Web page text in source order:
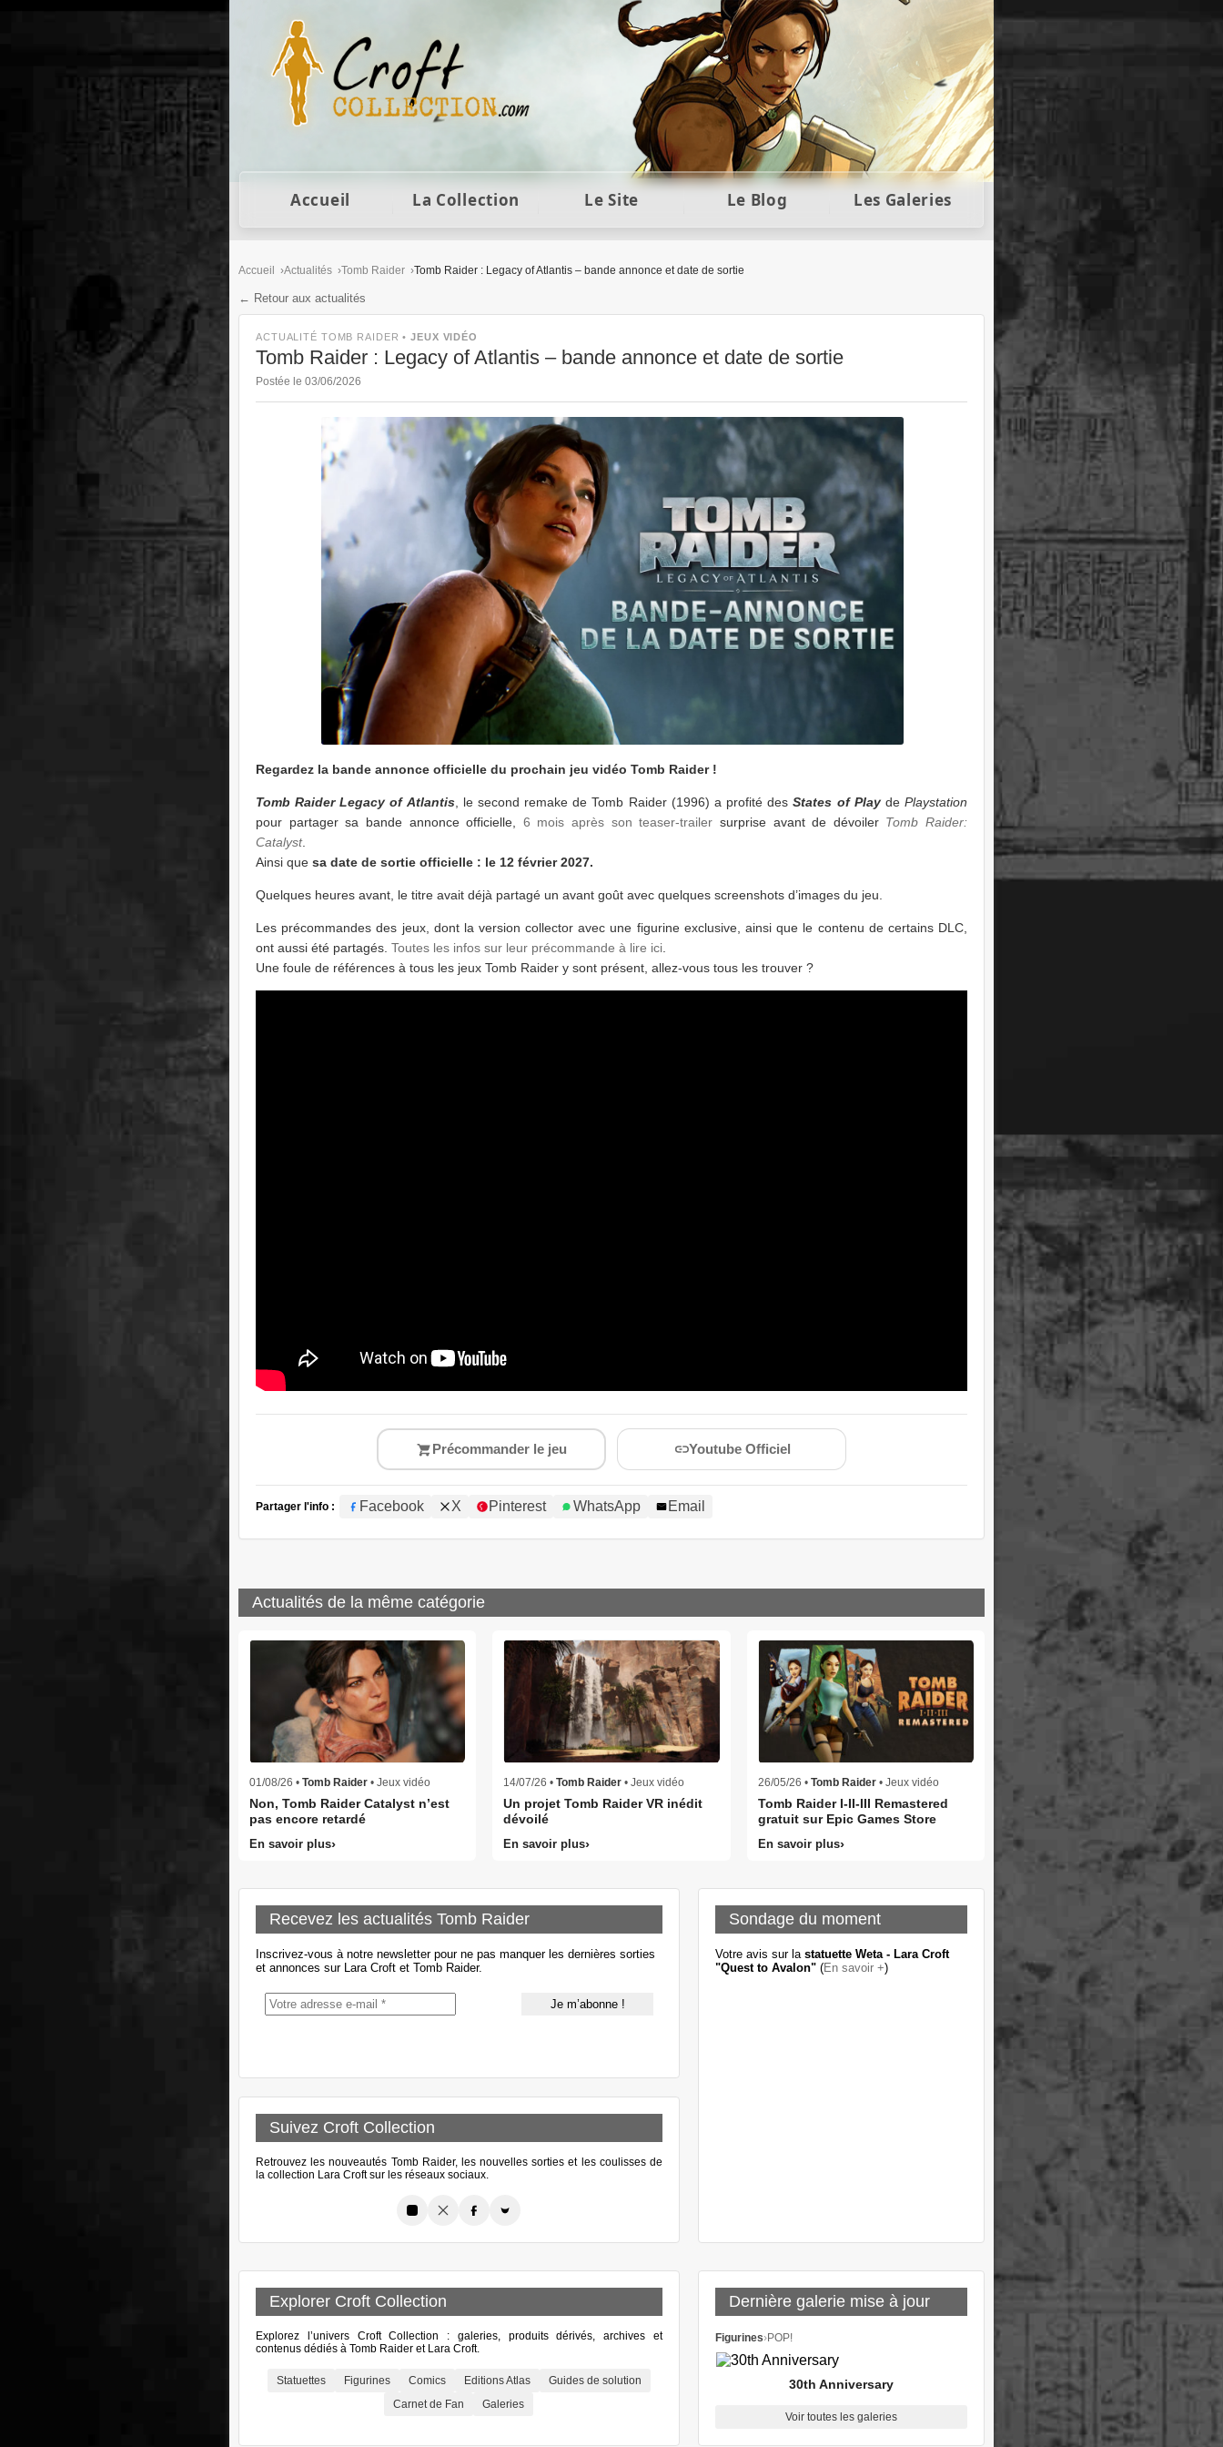
Figurines Lara Croft et collection Tomb Raider : statues, objets et collectors
Accueil La Collection Le Site Le Blog Les Galeries
Accueil Actualités Tomb Raider Tomb Raider : Legacy of Atlantis – bande annonce et date de sortie
← Retour aux actualités
ACTUALITÉ TOMB RAIDER •JEUX VIDÉO
Tomb Raider : Legacy of Atlantis – bande annonce et date de sortie
Postée le 03/06/2026
Regardez la bande annonce officielle du prochain jeu vidéo Tomb Raider !
Tomb Raider Legacy of Atlantis, le second remake de Tomb Raider (1996) a profité desStates of PlaydePlaystation
pour partager sa bande annonce officielle, 6 mois après son teaser-trailer surprise avant de dévoiler Tomb Raider:
Catalyst.
Ainsi que sa date de sortie officielle : le 12 février 2027.
Quelques heures avant, le titre avait déjà partagé un avant goût avec quelques screenshots d’images du jeu.
Les précommandes des jeux, dont la version collector avec une figurine exclusive, ainsi que le contenu de certains DLC,
ont aussi été partagés. Toutes les infos sur leur précommande à lire ici
Une foule de références à tous les jeux Tomb Raider y sont présent, allez-vous tous les trouver ?
Précommander le jeu Youtube Officiel
Partager l'info : Facebook X Pinterest WhatsApp Email
Actualités de la même catégorie
01/08/26 • Tomb Raider • Jeux vidéo
Non, Tomb Raider Catalyst n’est
pas encore retardé
En savoir plus
14/07/26 •Tomb Raider • Jeux vidéo
Un projet Tomb Raider VR inédit
dévoilé
En savoir plus
26/05/26 • Tomb Raider• Jeux vidéo
Tomb Raider I-II-III Remastered
gratuit sur Epic Games Store
En savoir plus
Recevez les actualités Tomb Raider
Inscrivez-vous à notre newsletter pour ne pas manquer les dernières sorties
et annonces sur Lara Croft et Tomb Raider.
Suivez Croft Collection
Retrouvez les nouveautés Tomb Raider, les nouvelles sorties et les coulisses de
la collection Lara Croft sur les réseaux sociaux.
Sondage du moment
Votre avis sur la statuette Weta - Lara Croft
"Quest to Avalon" (En savoir +)
Explorer Croft Collection
Explorez l’univers Croft Collection : galeries, produits dérivés, archives et
contenus dédiés à Tomb Raider et Lara Croft.
Statuettes Figurines Comics Editions Atlas
Guides de solution
Carnet de Fan
Galeries
Dernière galerie mise à jour
Figurines›POP!
30th Anniversary
Voir toutes les galeries